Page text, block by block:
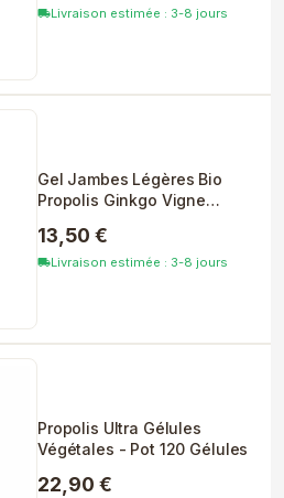
local_shippingLivraison estimée : 3-8 jours
Gel Jambes Légères Bio
Propolis Ginkgo Vigne
13,50 €
local_shippingLivraison estimée : 3-8 jours
Propolis Ultra Gélules
Végétales - Pot 120 Gélules
22,90 €